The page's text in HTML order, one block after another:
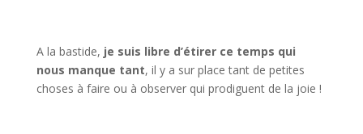
A la bastide, je suis libre d’étirer ce temps qui
nous manque tant, il y a sur place tant de petites
choses à faire ou à observer qui prodiguent de la joie !